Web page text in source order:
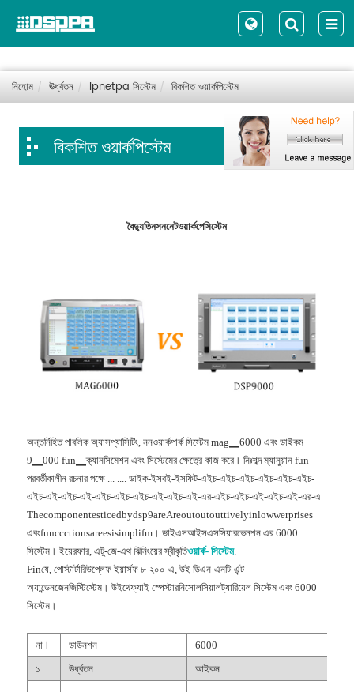
নিহোম ঊর্ধ্বতন Ipnetpa সিস্টেম বিকশিত ওয়ার্কপিস্টেম
বিকশিত ওয়ার্কপিস্টেম
বৈদ্যুতিনসননেটওয়ার্কপেসিস্টেম
অন্তর্নিহিত পাবলিক অ্যাসপ্যাসিটিং, ননওয়ার্কপার্ক সিস্টেম mag▁6000 এবং ডাইকম
9▁000 fun▁ক্যানসিমেশন এবং সিস্টেমের ক্ষেত্রে কাজ করে। নিঃশব্দ ম্যানুয়ান fun
পরবর্তীকালীন রচনার পক্ষে ... .... ডাইক-ইসবই-ইসফিট-এইচ-এইচ-এইচ-এইচ-এইচ-এইচ-
এইচ-এই-এইচ-এই-এইচ-এইচ-এইচ-এই-এইচ-এই-এর-এইচ-এইচ-এই-এইচ-এই-এর-এ
Thecomponentesticedbydsp9areAreoutoutouttivelyinlowwerprises
এবংfunccctionsareesisimplifm। ডাইএসআইসএসসিয়ারভেনশন এর 6000
সিস্টেম। ইয়েরফার, এটু-জে-এথ ঝিনিংয়ের স্বীকৃতিওয়ার্ক- সিস্টেম.
Finযে, পোস্টার্টারিউপ্লেফ ইয়ার্সফ ৮-২০০-এ, উই ডিএন-এনটি-এন্ট-
অ্যান্ডেনজেনজিস্টিস্টেম। উইথেফ্যাই স্পেস্টারনিসোলসিয়ালট্যারিয়েল সিস্টেম এবং 6000
সিস্টেম।
না। ডাউনশন
6000
১
ঊর্ধ্বতন আইকন